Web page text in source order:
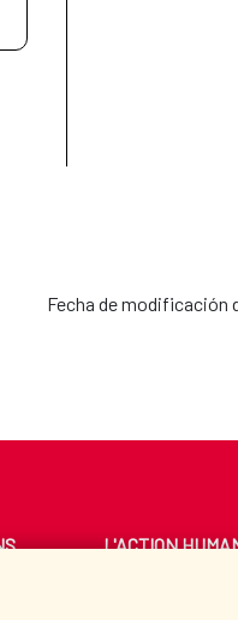
Fecha de modificación
L'ACTION